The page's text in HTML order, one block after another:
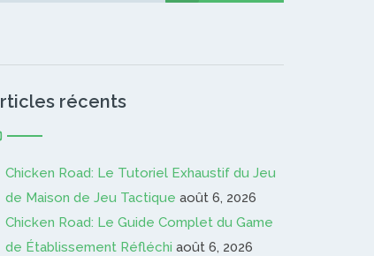
récents
Chicken Road: Le Tutoriel Exhaustif du Jeu
de Maison de Jeu Tactique août 6, 2026
Chicken Road: Le Guide Complet du Game
de Établissement Réfléchi août 6, 2026